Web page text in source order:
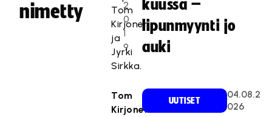
nimetty
2
0
1
9
Tom
Kirjonen
ja
Jyrki
Sirkka.
Tom
Kirjonen
kuussa –
lipunmyynti jo
auki
UUTISET
04.08.2
026